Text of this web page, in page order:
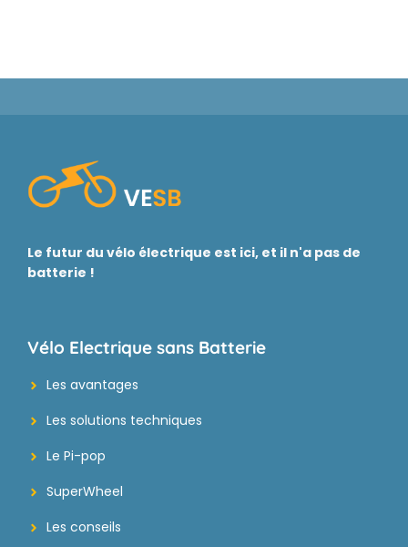
Le futur du vélo électrique est ici, et il n'a pas de
batterie !
Vélo Electrique sans Batterie
Les avantages
Les solutions techniques
Le Pi-pop
SuperWheel
Les conseils